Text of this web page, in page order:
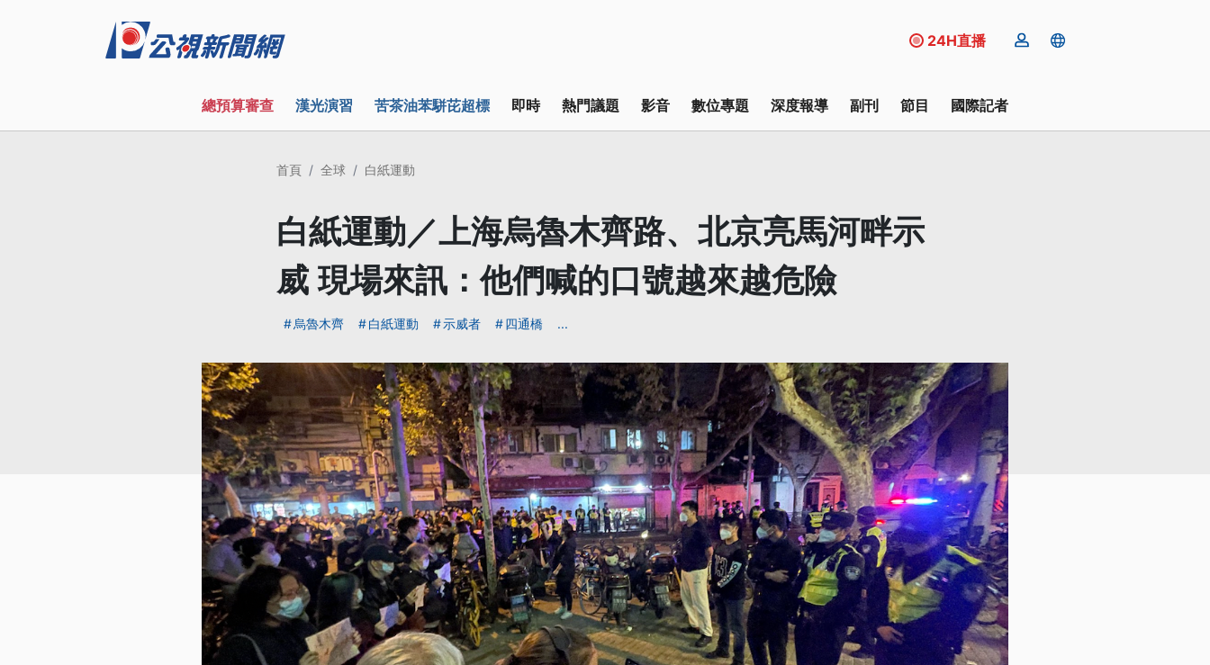
24H直播
總預算審查 漢光演習 苦茶油苯駢芘超標 即時 熱門議題 影音 數位專題 深度報導 副刊 節目 國際記者
首頁 全球 白紙運動
白紙運動／上海烏魯木齊路、北京亮馬河畔示
威 現場來訊：他們喊的口號越來越危險
烏魯木齊 白紙運動 示威者 四通橋 ...